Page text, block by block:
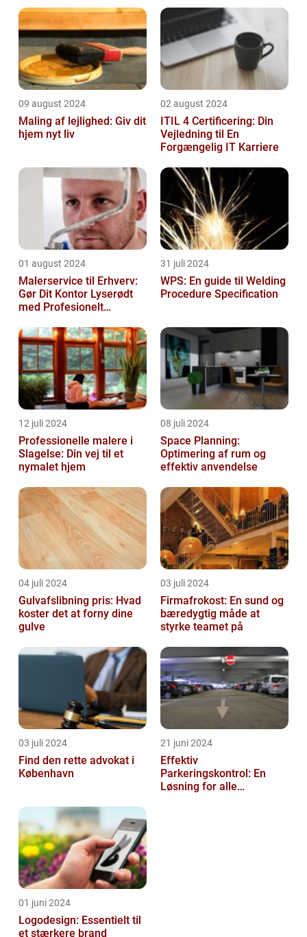
09 august 2024
Maling af lejlighed: Giv dit
hjem nyt liv
02 august 2024
ITIL 4 Certificering: Din
Vejledning til En
Forgængelig IT Karriere
01 august 2024
Malerservice til Erhverv:
Gør Dit Kontor Lyserødt
med Profesionelt
31 juli 2024
WPS: En guide til Welding
Procedure Specification
12 juli 2024
Professionelle malere i
Slagelse: Din vej til et
nymalet hjem
08 juli 2024
Space Planning:
Optimering af rum og
effektiv anvendelse
04 juli 2024
Gulvafslibning pris: Hvad
koster det at forny dine
gulve
03 juli 2024
Firmafrokost: En sund og
bæredygtig måde at
styrke teamet på
03 juli 2024
Find den rette advokat i
København
21 juni 2024
Effektiv
Parkeringskontrol: En
Løsning for alle
01 juni 2024
Logodesign: Essentielt til
et stærkere brand